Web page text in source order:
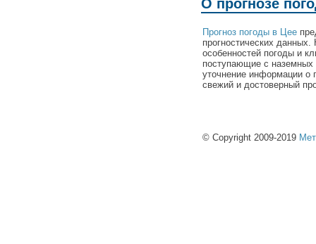
О прогнозе
Прогноз погоды в Цее
прогностических
особенностей погоды и
поступающие с
уточнение информации о
свежий и достоверный
© Copyright 2009-2019